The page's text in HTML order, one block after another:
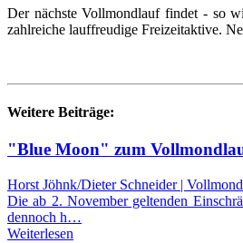
Der nächste Vollmondlauf findet - so
zahlreiche lauffreudige Freizeitaktive.
Weitere Beiträge:
"Blue Moon" zum
Horst Jöhnk/Dieter Schneider |
Die ab 2. November geltenden
dennoch h…
Weiterlesen